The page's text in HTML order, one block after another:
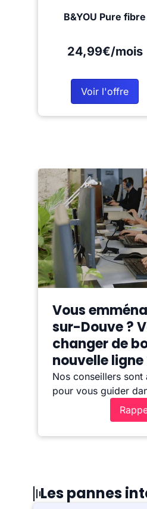
B&YOU Pure fibre
24,99€/mois
Voir l'offre
Vous
sur-Douve ?
changer de
nouvelle ligne
Nos conseillers
pour vous guider
Les pannes